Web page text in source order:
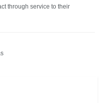
through service to their